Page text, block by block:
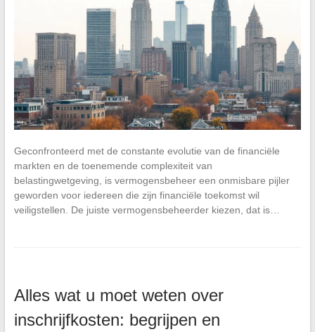
Geconfronteerd met de constante evolutie van de financiële
markten en de toenemende complexiteit van
belastingwetgeving, is vermogensbeheer een onmisbare pijler
geworden voor iedereen die zijn financiële toekomst wil
veiligstellen. De juiste vermogensbeheerder kiezen, dat is…
Alles wat u moet weten over
inschrijfkosten: begrijpen en